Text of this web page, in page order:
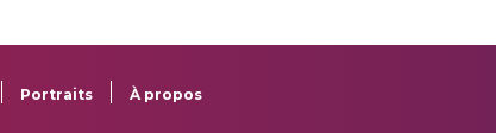
Portraits À propos